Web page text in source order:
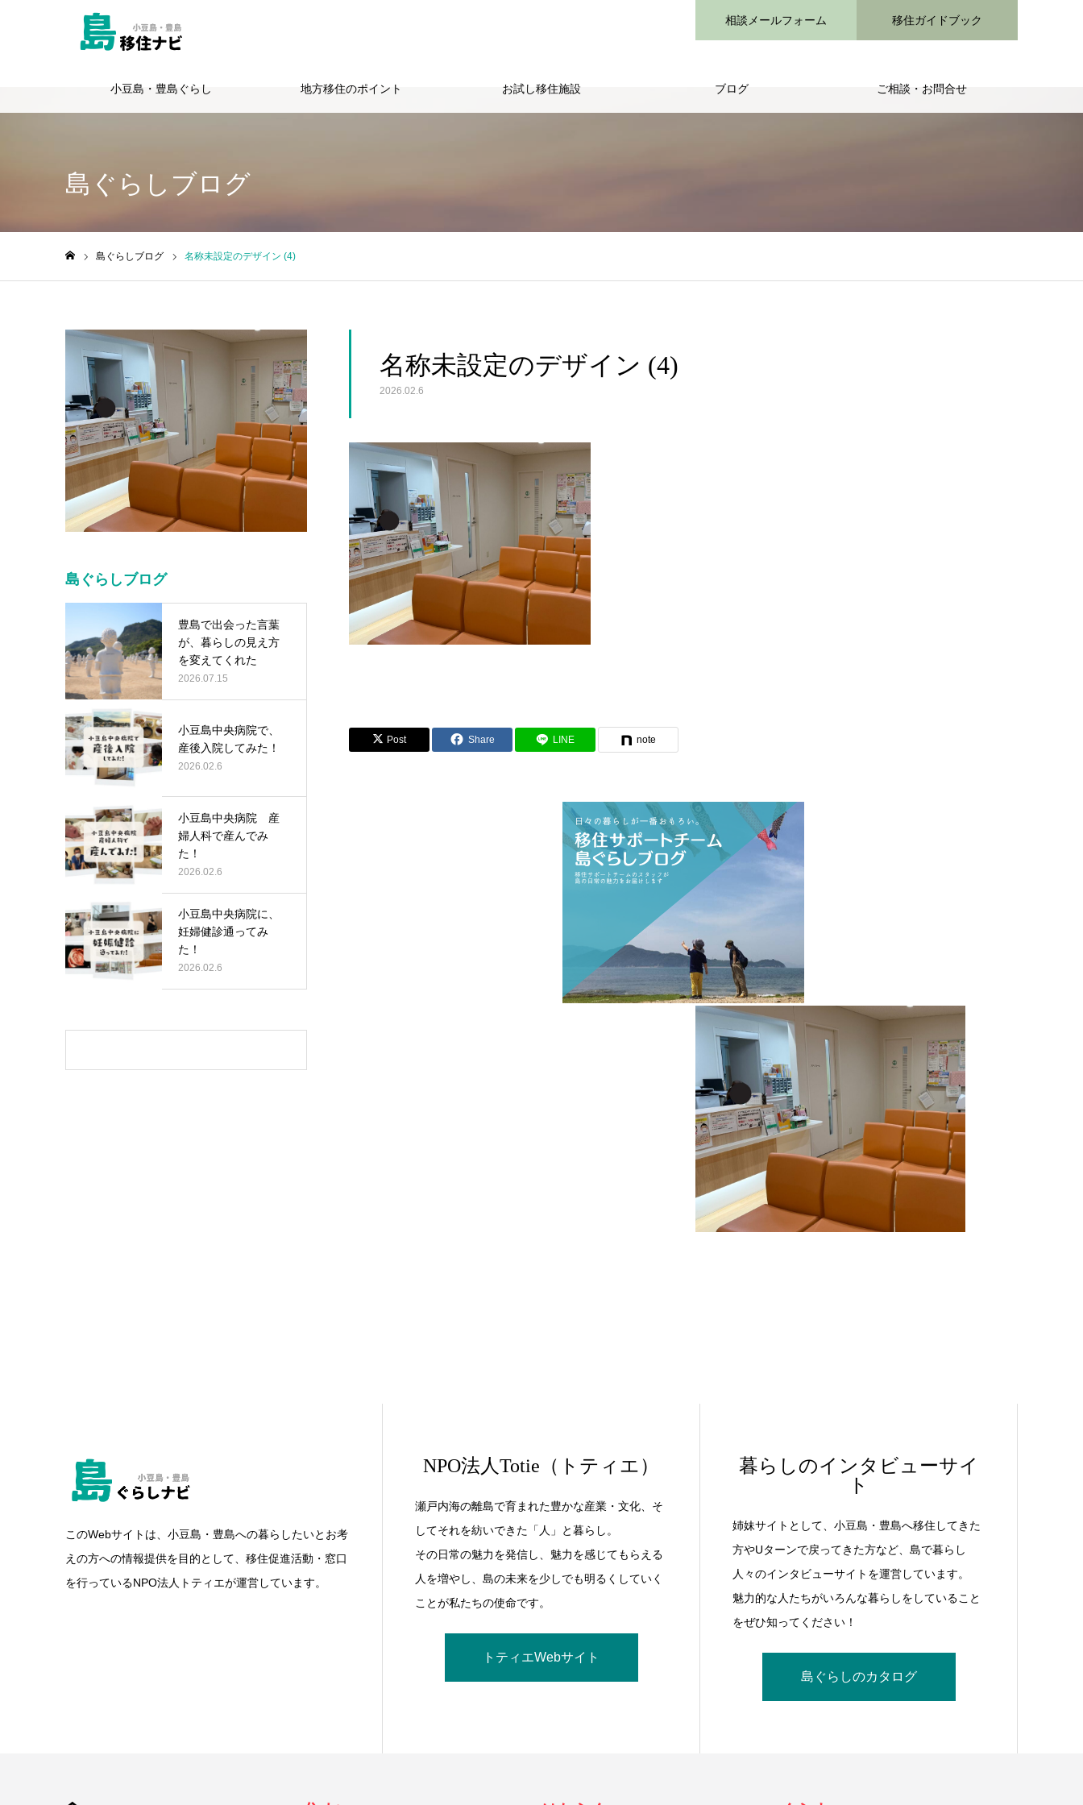
相談メールフォーム 移住ガイドブック
小豆島・豊島ぐらし 地方移住のポイント お試し移住施設 ブログ ご相談・お問合せ
島ぐらしブログ
島ぐらしブログ 名称未設定のデザイン (4)
名称未設定のデザイン (4)
2026.02.6
Post Share LINE note
島ぐらしブログ
豊島で出会った言葉
が、暮らしの見え方
を変えてくれた
2026.07.15
小豆島中央病院で、
産後入院してみた！
2026.02.6
小豆島中央病院 産
婦人科で産んでみ
た！
2026.02.6
小豆島中央病院に、
妊婦健診通ってみ
た！
2026.02.6
このWebサイトは、小豆島・豊島への暮らしたいとお考
えの方への情報提供を目的として、移住促進活動・窓口
を行っているNPO法人トティエが運営しています。
NPO法人Totie（トティエ）
瀬戸内海の離島で育まれた豊かな産業・文化、そ
してそれを紡いできた「人」と暮らし。
その日常の魅力を発信し、魅力を感じてもらえる
人を増やし、島の未来を少しでも明るくしていく
ことが私たちの使命です。
トティエWebサイト
暮らしのインタビューサイ
ト
姉妹サイトとして、小豆島・豊島へ移住してきた
方やUターンで戻ってきた方など、島で暮らし
人々のインタビューサイトを運営しています。
魅力的な人たちがいろんな暮らしをしていること
をぜひ知ってください！
島ぐらしのカタログ